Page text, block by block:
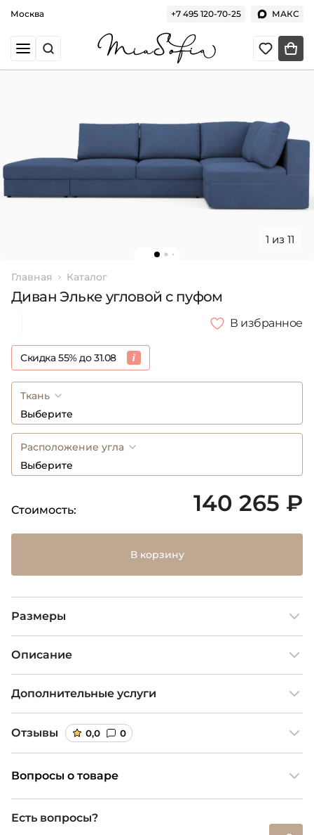
Москва +7 495 120-70-25 МАКС
1 из 11
Главная Каталог
Диван Эльке угловой с пуфом
В избранное
Скидка 55% до 31.08
Ткань
Выберите
Расположение угла
Выберите
Стоимость: 140 265 ₽
В корзину
Размеры
Описание
Дополнительные услуги
Отзывы 0,0 0
Вопросы о товаре
Есть вопросы?